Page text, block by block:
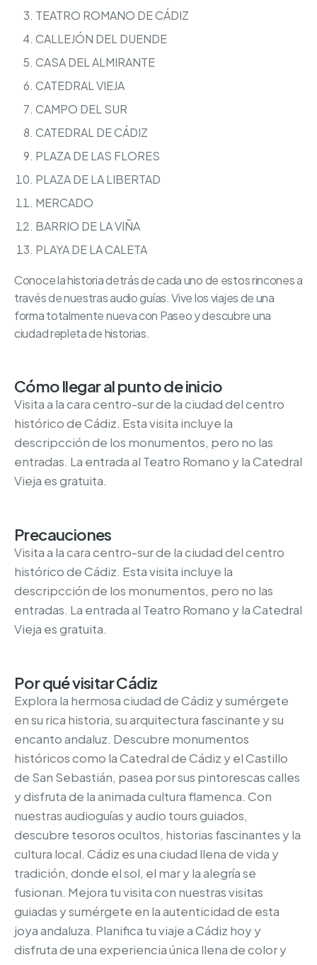
TEATRO ROMANO DE CÁDIZ
CALLEJÓN DEL DUENDE
CASA DEL ALMIRANTE
CATEDRAL VIEJA
CAMPO DEL SUR
CATEDRAL DE CÁDIZ
PLAZA DE LAS FLORES
PLAZA DE LA LIBERTAD
MERCADO
BARRIO DE LA VIÑA
PLAYA DE LA CALETA
Conoce la historia detrás de cada uno de estos rincones a
través de nuestras audio guías. Vive los viajes de una
forma totalmente nueva con Paseo y descubre una
ciudad repleta de historias.
Cómo llegar al punto de inicio
Visita a la cara centro-sur de la ciudad del centro
histórico de Cádiz. Esta visita incluye la
descripcción de los monumentos, pero no las
entradas. La entrada al Teatro Romano y la Catedral
Vieja es gratuita.
Precauciones
Visita a la cara centro-sur de la ciudad del centro
histórico de Cádiz. Esta visita incluye la
descripcción de los monumentos, pero no las
entradas. La entrada al Teatro Romano y la Catedral
Vieja es gratuita.
Por qué visitar Cádiz
Explora la hermosa ciudad de Cádiz y sumérgete
en su rica historia, su arquitectura fascinante y su
encanto andaluz. Descubre monumentos
históricos como la Catedral de Cádiz y el Castillo
de San Sebastián, pasea por sus pintorescas calles
y disfruta de la animada cultura flamenca. Con
nuestras audioguías y audio tours guiados,
descubre tesoros ocultos, historias fascinantes y la
cultura local. Cádiz es una ciudad llena de vida y
tradición, donde el sol, el mar y la alegría se
fusionan. Mejora tu visita con nuestras visitas
guiadas y sumérgete en la autenticidad de esta
joya andaluza. Planifica tu viaje a Cádiz hoy y
disfruta de una experiencia única llena de color y